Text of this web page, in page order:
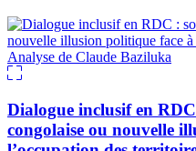
Dialogue inclusif en
congolaise ou nouvelle